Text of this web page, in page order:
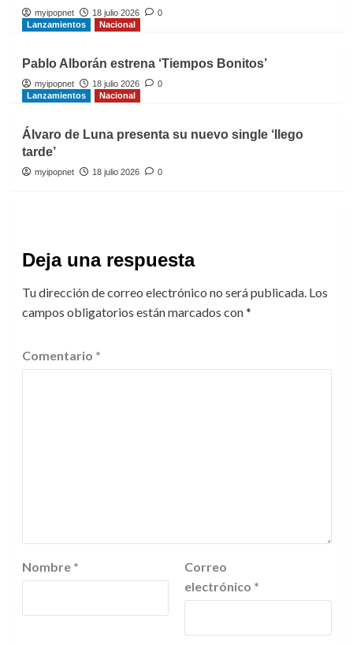
myipopnet 18 julio 2026
0
Lanzamientos
Nacional
Pablo Alborán estrena ‘Tiempos Bonitos’
myipopnet 18 julio 2026
0
Lanzamientos
Nacional
Álvaro de Luna presenta su nuevo single ‘llego
tarde’
myipopnet 18 julio 2026 0
Deja una respuesta
Tu dirección de correo electrónico no será publicada. Los
campos obligatorios están marcados con*
Comentario *
Nombre *
Correo
electrónico *